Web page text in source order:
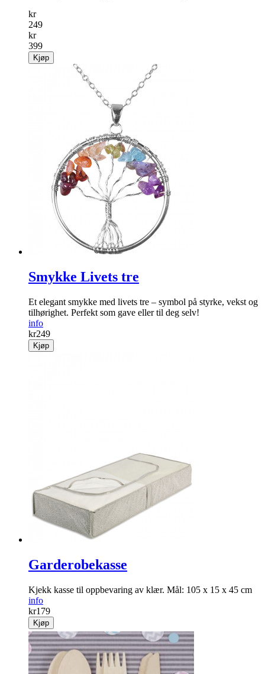
kr
249
kr
399
Kjøp
Smykke Livets tre
Et elegant smykke med livets tre – symbol på styrke, vekst og
tilhørighet. Perfekt som gave eller til deg selv!
info
kr249
Kjøp
Garderobekasse
Kjekk kasse til opp­bevaring av klær. Mål: 105 x 15 x 45 cm
info
kr179
Kjøp